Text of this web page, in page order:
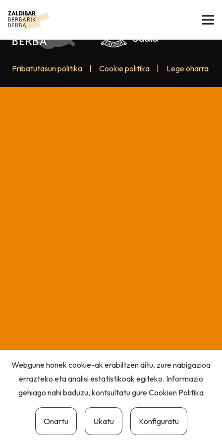
Pribatutasun politika Cookie politika Lege oharra
Webgune honek cookie-ak erabiltzen ditu, zure nabigazioa
errazteko eta analisi estatistikoak egiteko. Informazio
gehiago nahi baduzu, kontsultatu gureCookien Politika
Onartu Ukatu Konfiguratu